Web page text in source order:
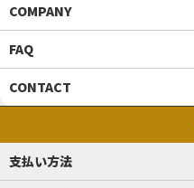
COMPANY
FAQ
CONTACT
支払い方法